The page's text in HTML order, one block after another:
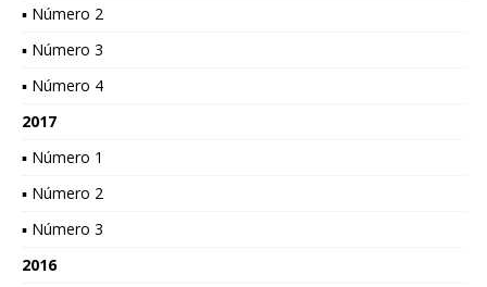
▪ Número 2
▪ Número 3
▪ Número 4
2017
▪ Número 1
▪ Número 2
▪ Número 3
2016